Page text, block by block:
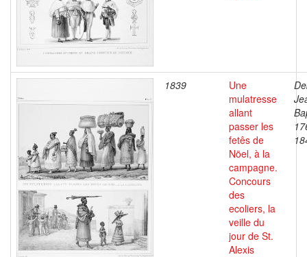
1839
Une
mulatresse
allant
passer les
fetês de
Nöel, à la
campagne.
Concours
des
ecoliers, la
veille du
jour de St.
Alexis